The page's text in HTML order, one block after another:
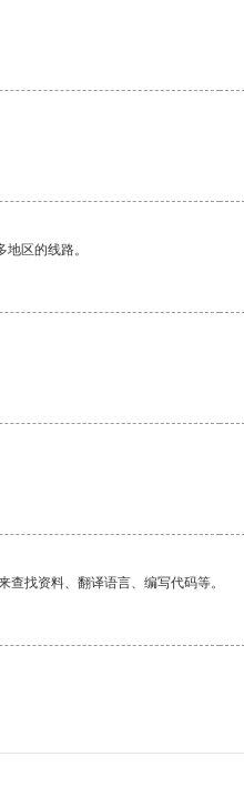
区的线路。
找资料、翻译语言、编写代码等。